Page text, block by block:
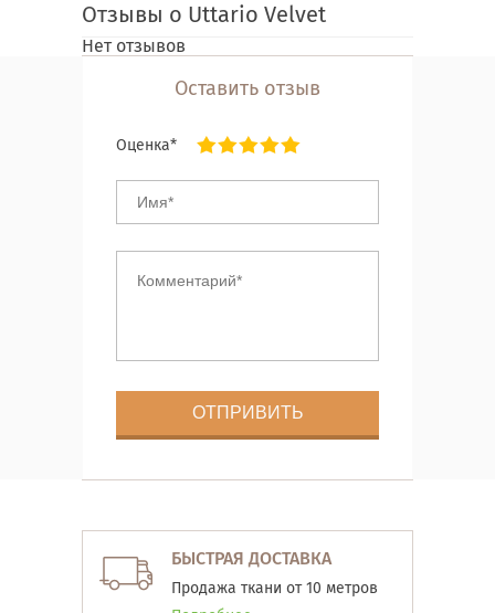
Отзывы о Uttario Velvet
Нет отзывов
Оставить отзыв
Оценка*
БЫСТРАЯ ДОСТАВКА
Продажа ткани от 10 метров